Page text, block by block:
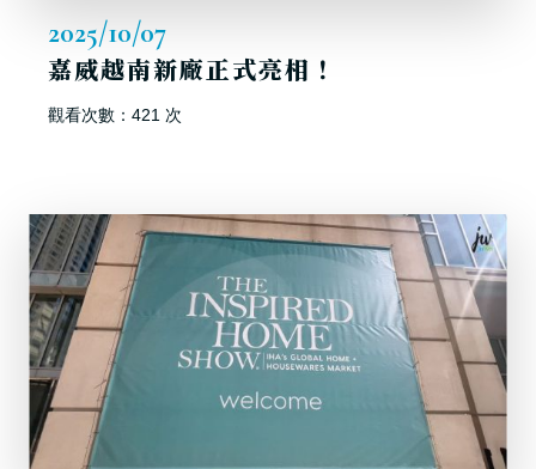
2025/10/07
嘉威越南新廠正式亮相！
觀看次數：421 次